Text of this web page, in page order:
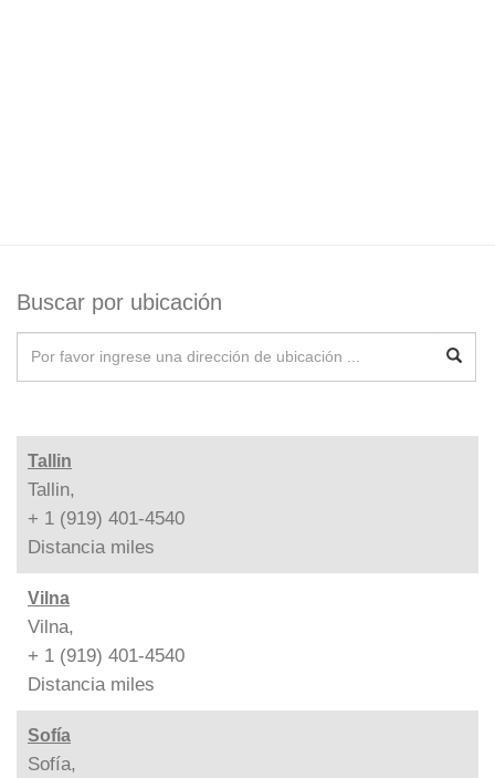
Buscar por ubicación
Tallin
Tallin,
+ 1 (919) 401-4540
Distancia miles
Vilna
Vilna,
+ 1 (919) 401-4540
Distancia miles
Sofía
Sofía,